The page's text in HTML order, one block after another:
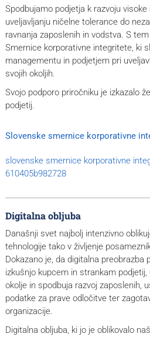
Spodbujamo podjetja k razvoju
uveljavljanju ničelne tolerance do
ravnanja zaposlenih in vodstva. S
Smernice korporativne integritete, ki
managementu in podjetjem pri
svojih okoljih.
Svojo podporo priročniku je izkazalo
podjetij.
Slovenske smernice korporativne
slovenske smernice korporativne
610405b982728
Digitalna obljuba
Današnji svet najbolj intenzivno
tehnologije tako v življenje
Dokazano je, da digitalna preobrazba
izkušnjo kupcem in strankam
okolje in spodbuja razvoj zaposlenih,
podatke za prave odločitve ter
organizacije.
Digitalna obljuba, ki jo je oblikovalo